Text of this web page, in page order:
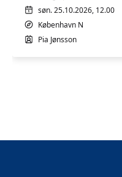
søn. 25.10.2026, 12.00
København N
Pia Jønsson